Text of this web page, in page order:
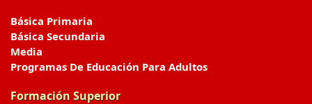
Básica Primaria
Básica Secundaria
Media
Programas De Educación Para Adultos
Formación Superior